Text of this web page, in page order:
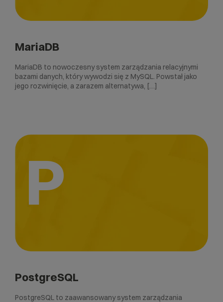
MariaDB
MariaDB to nowoczesny system zarządzania relacyjnymi
bazami danych, który wywodzi się z MySQL. Powstał jako
jego rozwinięcie, a zarazem alternatywa, […]
P
PostgreSQL
PostgreSQL to zaawansowany system zarządzania